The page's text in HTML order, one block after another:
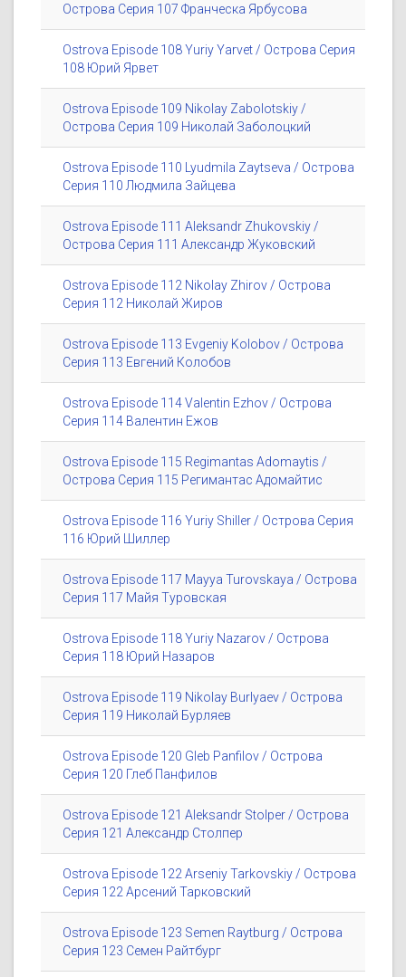
Острова Серия 107 Франческа Ярбусова
Ostrova Episode 108 Yuriy Yarvet / Острова Серия
108 Юрий Ярвет
Ostrova Episode 109 Nikolay Zabolotskiy /
Острова Серия 109 Николай Заболоцкий
Ostrova Episode 110 Lyudmila Zaytseva / Острова
Серия 110 Людмила Зайцева
Ostrova Episode 111 Aleksandr Zhukovskiy /
Острова Серия 111 Александр Жуковский
Ostrova Episode 112 Nikolay Zhirov / Острова
Серия 112 Николай Жиров
Ostrova Episode 113 Evgeniy Kolobov / Острова
Серия 113 Евгений Колобов
Ostrova Episode 114 Valentin Ezhov / Острова
Серия 114 Валентин Ежов
Ostrova Episode 115 Regimantas Adomaytis /
Острова Серия 115 Регимантас Адомайтис
Ostrova Episode 116 Yuriy Shiller / Острова Серия
116 Юрий Шиллер
Ostrova Episode 117 Mayya Turovskaya / Острова
Серия 117 Майя Туровская
Ostrova Episode 118 Yuriy Nazarov / Острова
Серия 118 Юрий Назаров
Ostrova Episode 119 Nikolay Burlyaev / Острова
Серия 119 Николай Бурляев
Ostrova Episode 120 Gleb Panfilov / Острова
Серия 120 Глеб Панфилов
Ostrova Episode 121 Aleksandr Stolper / Острова
Серия 121 Александр Столпер
Ostrova Episode 122 Arseniy Tarkovskiy / Острова
Серия 122 Арсений Тарковский
Ostrova Episode 123 Semen Raytburg / Острова
Серия 123 Семен Райтбург